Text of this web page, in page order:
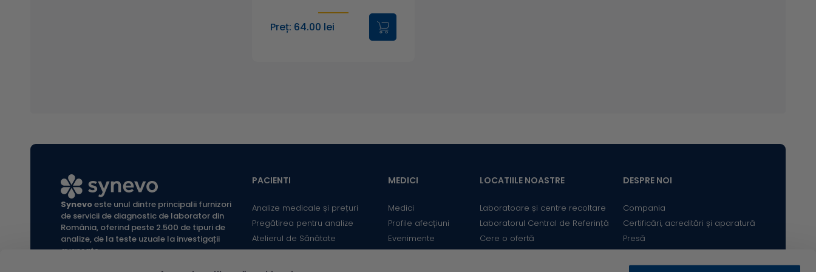
1. Dan Steriu. Infectii produse de protozoare. In Infectii parazitare, Editura Ilex Bucuresti, 2003, 32- 33.
2. Laborator Synevo. Referintele specifice tehnologiei de lucru utilizate. Ref Type: Catalog
Preț: 64.00 lei
Synevoeste unul dintre principalii furnizori
de servicii de diagnostic de laborator din
România, oferind peste 2.500 de tipuri de
analize, de la teste uzuale la investigații
avansate.
PACIENTI
Analize medicale și prețuri
Pregătirea pentru analize
Atelierul de Sănătate
Informații utile
Locații
MEDICI
Medici
Profile afecțiuni
Evenimente
Informații medicale
LOCATIILE NOASTRE
Laboratoare și centre recoltare
Laboratorul Central de Referință
Cere o ofertă
Contact
DESPRE NOI
Compania
Certificări, acreditări și aparatură
Presă
Satisfacția Clientului
Cariere